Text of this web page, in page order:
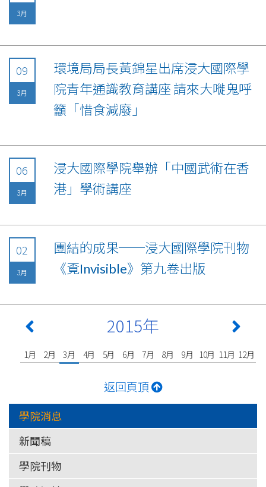
3月
09
3月
環境局局長黃錦星出席浸大國際學
院青年通識教育講座 請來大嘥鬼呼
籲「惜食減廢」
06
3月
浸大國際學院舉辦「中國武術在香
港」學術講座
02
3月
團結的成果──浸大國際學院刊物
《覔Invisible》第九卷出版
2015年
1月 2月 3月 4月 5月 6月 7月 8月 9月 10月 11月 12月
返回頁頂
學院消息
新聞稿
學院刊物